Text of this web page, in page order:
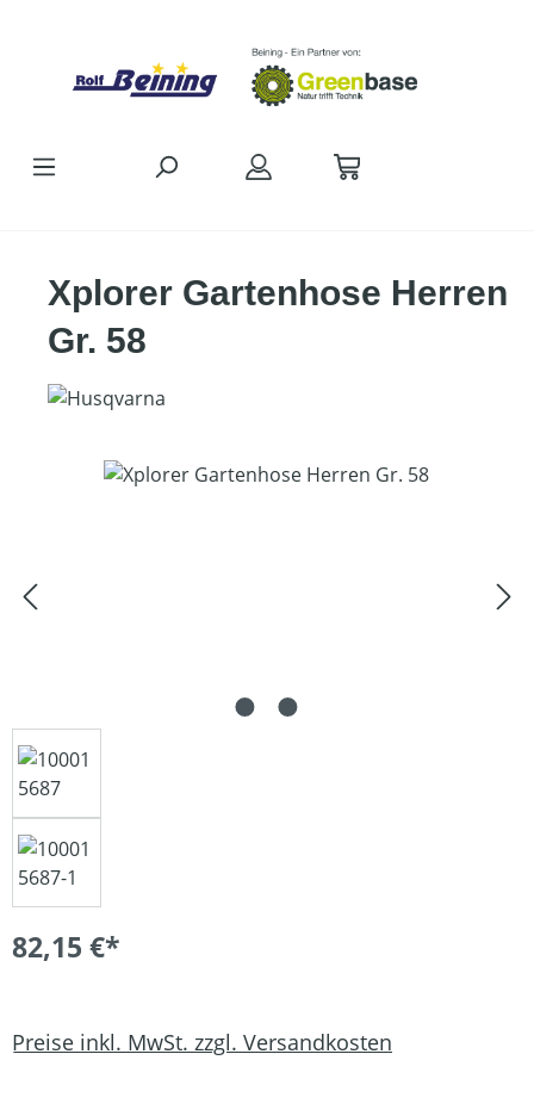
Xplorer Gartenhose Herren
Gr. 58
Bildergalerie überspringen
82,15 €*
Preise inkl. MwSt. zzgl. Versandkosten